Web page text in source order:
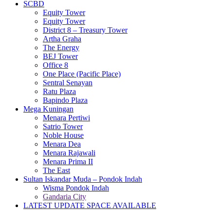
SCBD
Equity Tower
Equity Tower
District 8 – Treasury Tower
Artha Graha
The Energy
BEJ Tower
Office 8
One Place (Pacific Place)
Sentral Senayan
Ratu Plaza
Bapindo Plaza
Mega Kuningan
Menara Pertiwi
Satrio Tower
Noble House
Menara Dea
Menara Rajawali
Menara Prima II
The East
Sultan Iskandar Muda – Pondok Indah
Wisma Pondok Indah
Gandaria City
LATEST UPDATE SPACE AVAILABLE